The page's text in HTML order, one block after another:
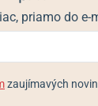
rady
priamo do e-
zaujímavých